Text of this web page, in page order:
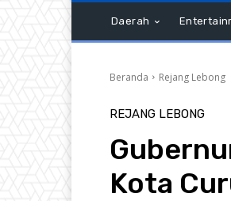
Daerah
Beranda Rejang Lebong
REJANG LEBONG
Kota